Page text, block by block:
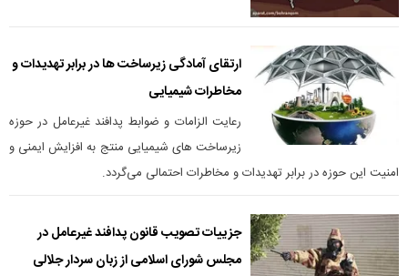
ارتقای آمادگی زیرساخت ها در برابر تهدیدات و
مخاطرات شیمیایی
رعایت الزامات و ضوابط پدافند غیرعامل در حوزه
زیرساخت های شیمیایی منتج به افزایش ایمنی و
امنیت این حوزه در برابر تهدیدات و مخاطرات احتمالی می‌گردد.
جزییات تصویب قانون پدافند غیرعامل در
مجلس شورای اسلامی از زبان سردار جلالی